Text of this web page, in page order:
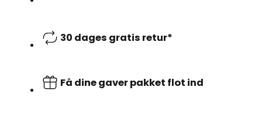
30 dages gratis retur*
Få dine gaver pakket flot ind